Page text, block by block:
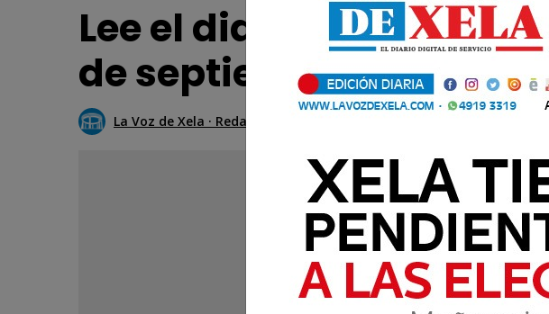
Lee el diario digital del
de septiembre | #657
La Voz de Xela · Redacción